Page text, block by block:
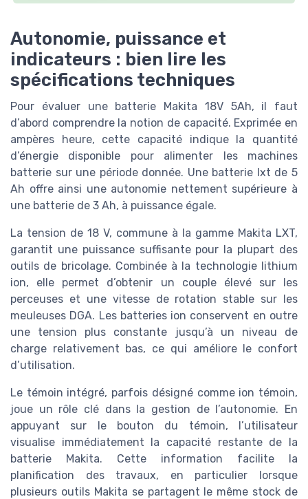
Autonomie, puissance et
indicateurs : bien lire les
spécifications techniques
Pour évaluer une batterie Makita 18V 5Ah, il faut
d’abord comprendre la notion de capacité. Exprimée en
ampères heure, cette capacité indique la quantité
d’énergie disponible pour alimenter les machines
batterie sur une période donnée. Une batterie lxt de 5
Ah offre ainsi une autonomie nettement supérieure à
une batterie de 3 Ah, à puissance égale.
La tension de 18 V, commune à la gamme Makita LXT,
garantit une puissance suffisante pour la plupart des
outils de bricolage. Combinée à la technologie lithium
ion, elle permet d’obtenir un couple élevé sur les
perceuses et une vitesse de rotation stable sur les
meuleuses DGA. Les batteries ion conservent en outre
une tension plus constante jusqu’à un niveau de
charge relativement bas, ce qui améliore le confort
d’utilisation.
Le témoin intégré, parfois désigné comme ion témoin,
joue un rôle clé dans la gestion de l’autonomie. En
appuyant sur le bouton du témoin, l’utilisateur
visualise immédiatement la capacité restante de la
batterie Makita. Cette information facilite la
planification des travaux, en particulier lorsque
plusieurs outils Makita se partagent le même stock de